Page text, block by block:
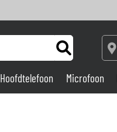
Hoofdtelefoon Microfoon